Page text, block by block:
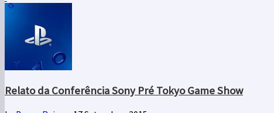
Relato da Conferência Sony Pré Tokyo Game Show